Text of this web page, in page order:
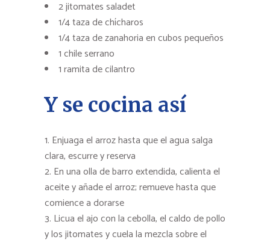
2 jitomates saladet
1/4 taza de chícharos
1/4 taza de zanahoria en cubos pequeños
1 chile serrano
1 ramita de cilantro
Y se cocina así
Enjuaga el arroz hasta que el agua salga
clara, escurre y reserva
En una olla de barro extendida, calienta el
aceite y añade el arroz; remueve hasta que
comience a dorarse
Licua el ajo con la cebolla, el caldo de pollo
y los jitomates y cuela la mezcla sobre el